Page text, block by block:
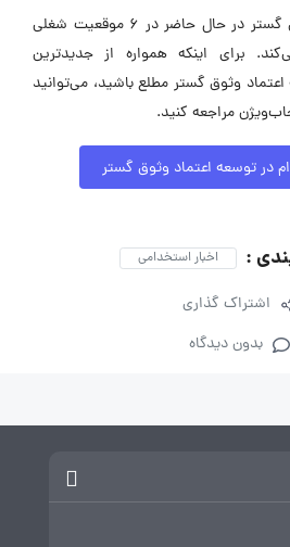
توسعه اعتماد وثوق گستر در حال حاضر در ۶ موقعیت شغلی
برای اینکه همواره از جدیدترین
وثوق گستر مطلع باشید، می‌توانید
مراجعه کنید.
در توسعه اعتماد وثوق گستر
: اخبار استخدامی
اشتراک گذاری
بدون دیدگاه